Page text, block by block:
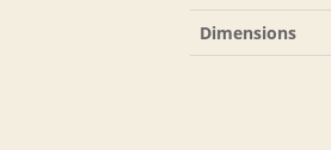
Dimensions